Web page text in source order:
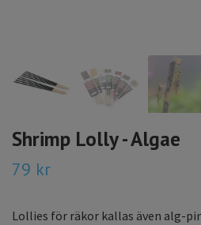
Shrimp Lolly - Algae
79 kr
Lollies för räkor kallas även alg-